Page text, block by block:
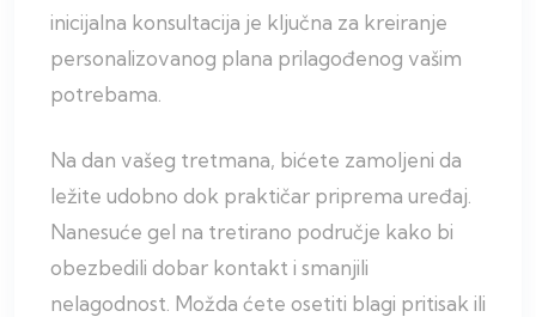
inicijalna konsultacija je ključna za kreiranje
personalizovanog plana prilagođenog vašim
potrebama.
Na dan vašeg tretmana, bićete zamoljeni da
ležite udobno dok praktičar priprema uređaj.
Nanesuće gel na tretirano područje kako bi
obezbedili dobar kontakt i smanjili
nelagodnost. Možda ćete osetiti blagi pritisak ili